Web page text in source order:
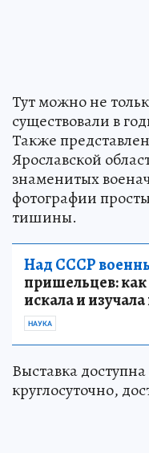
Тут можно не
существовали в
Также
Ярославской
знаменитых
фотографии
тишины.
Над СССР
пришельцев: как
искала и
НАУКА
Выставка
круглосуточно,